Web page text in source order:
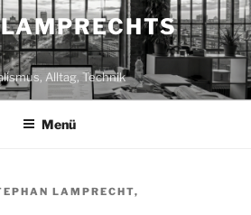
Alltag, Technik
Menü
LAMPRECHT,